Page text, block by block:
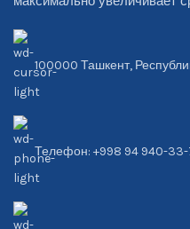
100000 Ташкент,
Телефон: +998 94 940-33-